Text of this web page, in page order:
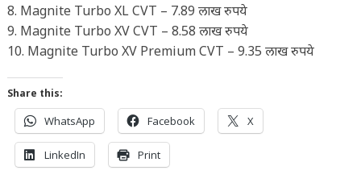
8. Magnite Turbo XL CVT – 7.89 लाख रुपये
9. Magnite Turbo XV CVT – 8.58 लाख रुपये
10. Magnite Turbo XV Premium CVT – 9.35 लाख रुपये
Share this:
WhatsApp Facebook X
LinkedIn Print